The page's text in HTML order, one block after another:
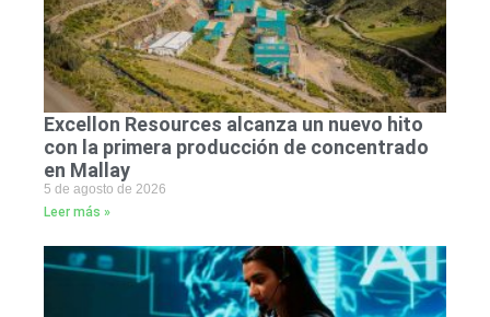
Excellon Resources alcanza un nuevo hito
con la primera producción de concentrado
en Mallay
5 de agosto de 2026
Leer más »